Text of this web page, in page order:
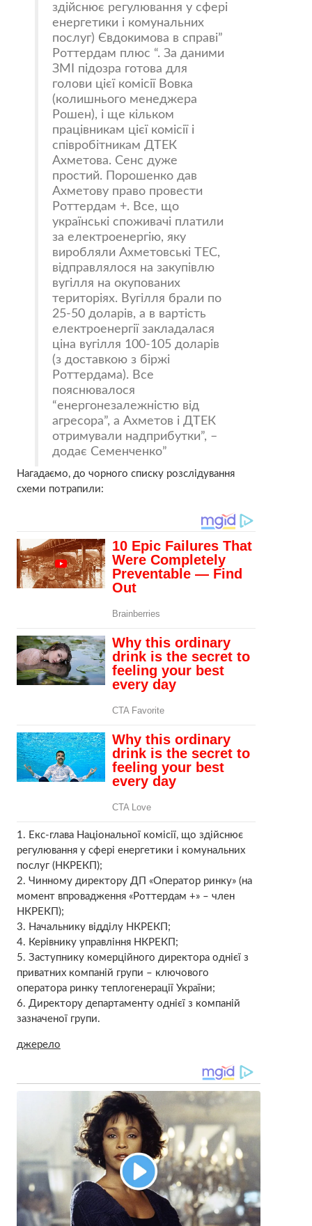
здійснює регулювання у сфері
енергетики і комунальних
послуг) Євдокимова в справі”
Роттердам плюс “. За даними
ЗМІ підозра готова для
голови цієї комісії Вовка
(колишнього менеджера
Рошен), і ще кільком
працівникам цієї комісії і
співробітникам ДТЕК
Ахметова. Сенс дуже
простий. Порошенко дав
Ахметову право провести
Роттердам +. Все, що
українські споживачі платили
за електроенергію, яку
виробляли Ахметовські ТЕС,
відправлялося на закупівлю
вугілля на окупованих
територіях. Вугілля брали по
25-50 доларів, а в вартість
електроенергії закладалася
ціна вугілля 100-105 доларів
(з доставкою з біржі
Роттердама). Все
пояснювалося
“енергонезалежністю від
агресора”, а Ахметов і ДТЕК
отримували надприбутки”, –
додає Семенченко
Нагадаємо, до чорного списку розслідування
схеми потрапили:
1. Екс-глава Національної комісії, що здійснює
регулювання у сфері енергетики і комунальних
послуг (НКРЕКП);
2. Чинному директору ДП «Оператор ринку» (на
момент впровадження «Роттердам +» – член
НКРЕКП);
3. Начальнику відділу НКРЕКП;
4. Керівнику управління НКРЕКП;
5. Заступнику комерційного директора однієї з
приватних компаній групи – ключового
оператора ринку теплогенерації України;
6. Директору департаменту однієї з компаній
зазначеної групи.
джерело